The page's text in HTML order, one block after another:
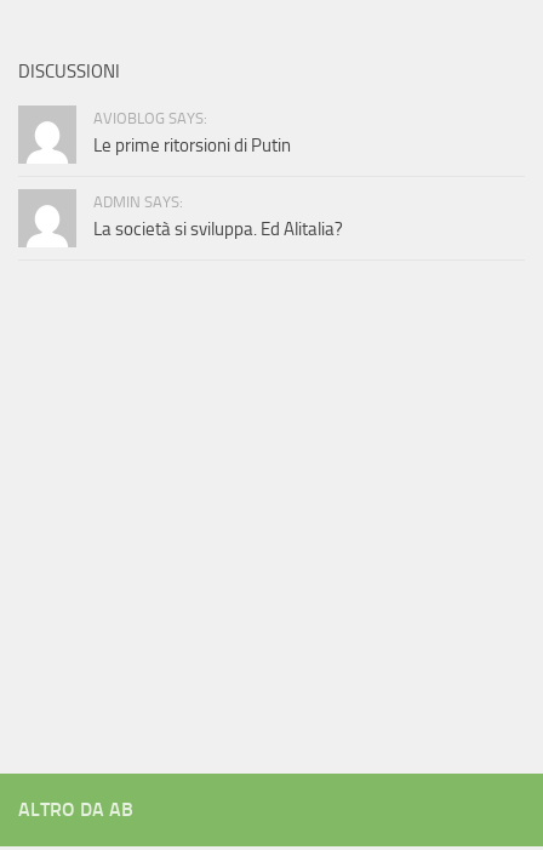
DISCUSSIONI
AVIOBLOG SAYS:
Le prime ritorsioni di Putin
ADMIN SAYS:
La società si sviluppa. Ed Alitalia?
ALTRO DA AB